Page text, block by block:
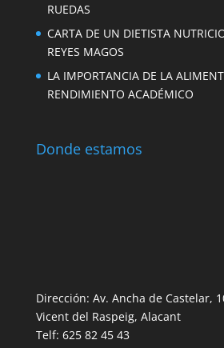
RUEDAS
CARTA DE UN DIETISTA
REYES MAGOS
LA IMPORTANCIA DE LA
RENDIMIENTO ACADÉMICO
Donde estamos
Dirección: Av. Ancha de Castelar,
Vicent del Raspeig, Alacant
Telf: 625 82 45 43